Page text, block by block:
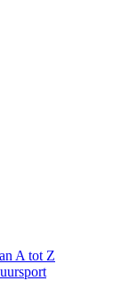
A tot Z